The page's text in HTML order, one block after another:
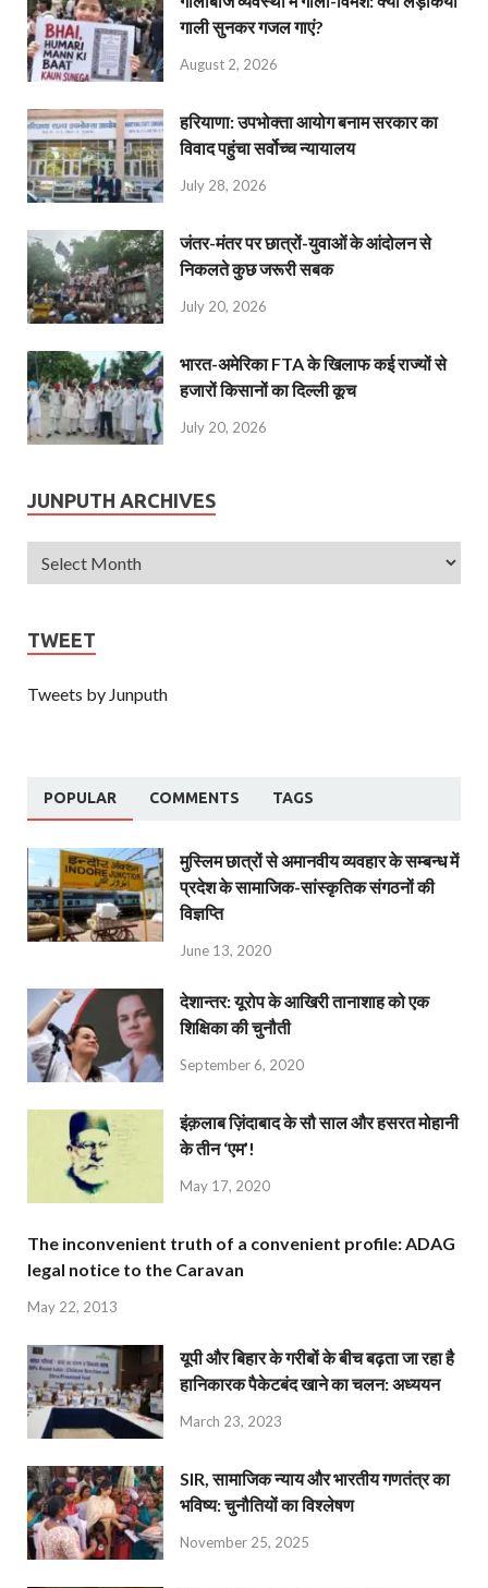
गाली सुनकर गजल गाएं?
August 2, 2026
हरियाणा: उपभोक्ता आयोग बनाम सरकार का
विवाद पहुंचा सर्वोच्च न्यायालय
July 28, 2026
जंतर-मंतर पर छात्रों-युवाओं के आंदोलन से
निकलते कुछ जरूरी सबक
July 20, 2026
भारत-अमेरिका FTA के खिलाफ कई राज्यों से
हजारों किसानों का दिल्ली कूच
July 20, 2026
JUNPUTH ARCHIVES
TWEET
Tweets by Junputh
POPULAR COMMENTS TAGS
मुस्लिम छात्रों से अमानवीय व्यवहार के सम्बन्ध में
प्रदेश के सामाजिक-सांस्कृतिक संगठनों की
विज्ञप्ति
June 13, 2020
देशान्‍तर: यूरोप के आखिरी तानाशाह को एक
शिक्षिका की चुनौती
September 6, 2020
इंक़लाब ज़िंदाबाद के सौ साल और हसरत मोहानी
के तीन ‘एम’!
May 17, 2020
The inconvenient truth of a convenient profile: ADAG
legal notice to the Caravan
May 22, 2013
यूपी और बिहार के गरीबों के बीच बढ़ता जा रहा है
हानिकारक पैकेटबंद खाने का चलन: अध्ययन
March 23, 2023
SIR, सामाजिक न्याय और भारतीय गणतंत्र का
भविष्य: चुनौतियों का विश्लेषण
November 25, 2025